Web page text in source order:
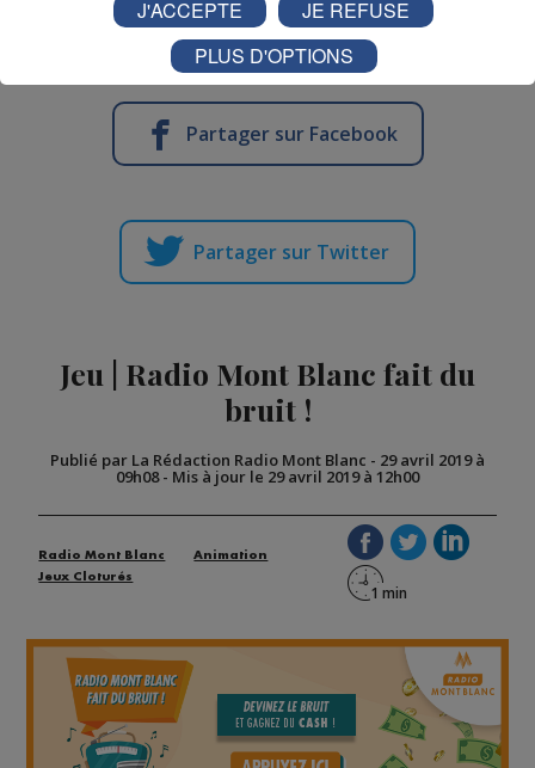
Tirage au sort jeudi 2 mai - 9h, bonne chance à tous !
Partager sur Facebook
Partager sur Twitter
Jeu | Radio Mont Blanc fait du
bruit !
Publié par La Rédaction Radio Mont Blanc - 29 avril 2019 à
09h08- Mis à jour le 29 avril 2019 à 12h00
Radio Mont Blanc
Animation
Jeux Cloturés
J'ACCEPTE
JE REFUSE
PLUS D'OPTIONS